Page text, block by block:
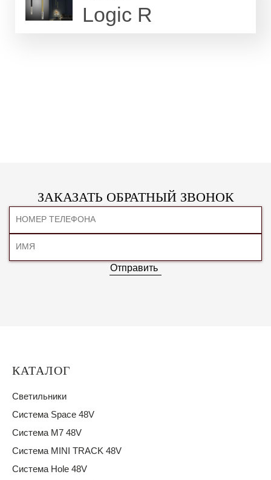
Logic R
ЗАКАЗАТЬ ОБРАТНЫЙ ЗВОНОК
Отправить
КАТАЛОГ
Светильники
Система Space 48V
Система M7 48V
Система MINI TRACK 48V
Система Hole 48V